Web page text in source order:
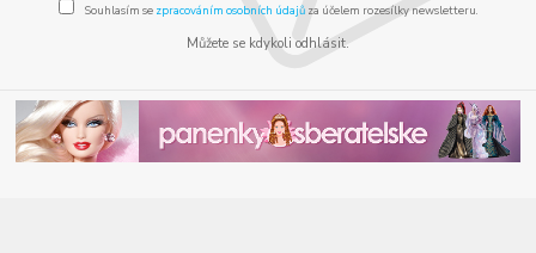
Souhlasím se zpracováním osobních údajůza účelem rozesílky newsletteru.
Můžete se kdykoli odhlásit.